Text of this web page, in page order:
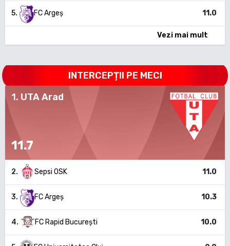
5. FC Argeș 11.0
Vezi mai mult
INTERCEPȚII PE MECI
1. UTA Arad
11.7
2. Sepsi OSK 11.0
3. FC Argeș 10.3
4. FC Rapid București 10.0